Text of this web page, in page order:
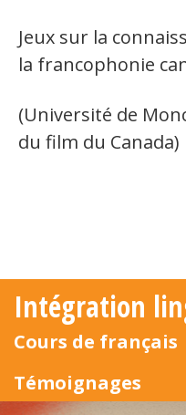
Jeux sur la
la francophonie
(Université de
du film du Canada)
Intégration
Cours de français
Témoignages